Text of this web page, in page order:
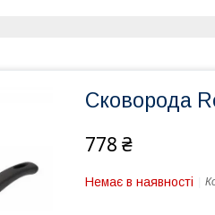
Сковорода
778 ₴
Немає в наявності